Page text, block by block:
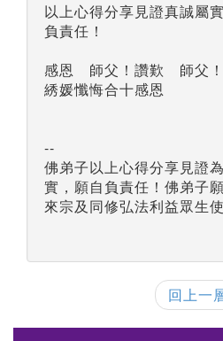
以上心得分享見證真誠屬
負責任！
感恩 師父！讚歎 師父！
綉媛懺悔合十感恩
--
佛弟子以上心得分享見證
實，願自負責任！佛弟子
來宗及同修弘法利益眾生使
回上一